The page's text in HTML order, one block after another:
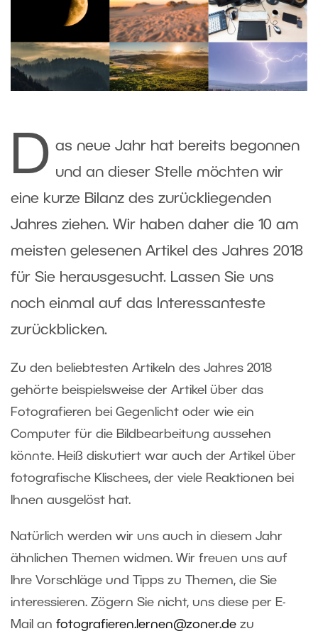
D as neue Jahr hat bereits begonnen
und an dieser Stelle möchten wir
eine kurze Bilanz des zurückliegenden
Jahres ziehen. Wir haben daher die 10 am
meisten gelesenen Artikel des Jahres 2018
für Sie herausgesucht. Lassen Sie uns
noch einmal auf das Interessanteste
zurückblicken.
Zu den beliebtesten Artikeln des Jahres 2018
gehörte beispielsweise der Artikel über das
Fotografieren bei Gegenlicht oder wie ein
Computer für die Bildbearbeitung aussehen
könnte. Heiß diskutiert war auch der Artikel über
fotografische Klischees, der viele Reaktionen bei
Ihnen ausgelöst hat.
Natürlich werden wir uns auch in diesem Jahr
ähnlichen Themen widmen. Wir freuen uns auf
Ihre Vorschläge und Tipps zu Themen, die Sie
interessieren. Zögern Sie nicht, uns diese per E-
Mail an fotografieren.lernen@zoner.de zu